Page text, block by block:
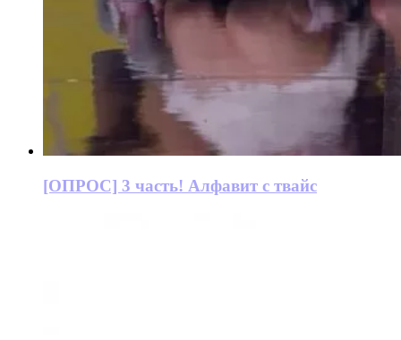
[ОПРОС] 3 часть! Алфавит с твайс